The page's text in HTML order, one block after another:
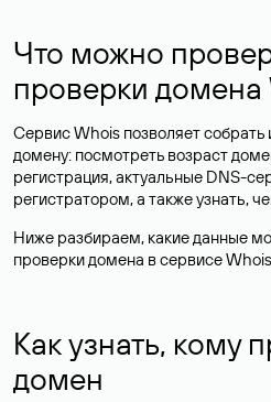
Что можно
проверки домена
Сервис Whois позволяет
домену: посмотреть возраст
регистрация, актуальные DNS-
регистратором, а также узнать,
Ниже разбираем, какие данные
проверки домена в сервисе
Как узнать, кому
домен